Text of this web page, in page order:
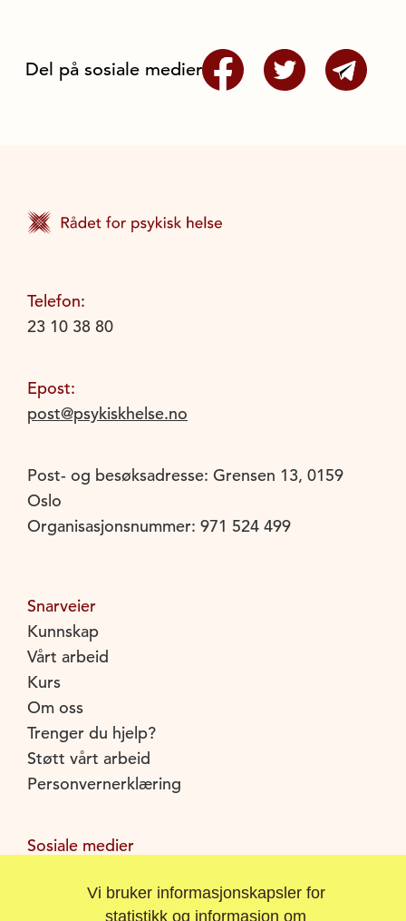
Vi bruker informasjonskapsler for
statistikk og informasjon om
Del på sosiale medier
Telefon:
23 10 38 80
Epost:
post@psykiskhelse.no
Post- og besøksadresse: Grensen 13, 0159
Oslo
Organisasjonsnummer: 971 524 499
Snarveier
Kunnskap
Vårt arbeid
Kurs
Om oss
Trenger du hjelp?
Støtt vårt arbeid
Personvernerklæring
Sosiale medier
Instagram